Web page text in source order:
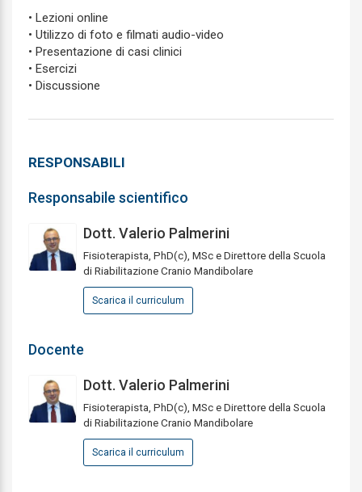
• Lezioni online
• Utilizzo di foto e filmati audio-video
• Presentazione di casi clinici
• Esercizi
• Discussione
RESPONSABILI
Responsabile scientifico
Dott. Valerio Palmerini
Fisioterapista, PhD(c), MSc e Direttore della Scuola
di Riabilitazione Cranio Mandibolare
Scarica il curriculum
Docente
Dott. Valerio Palmerini
Fisioterapista, PhD(c), MSc e Direttore della Scuola
di Riabilitazione Cranio Mandibolare
Scarica il curriculum